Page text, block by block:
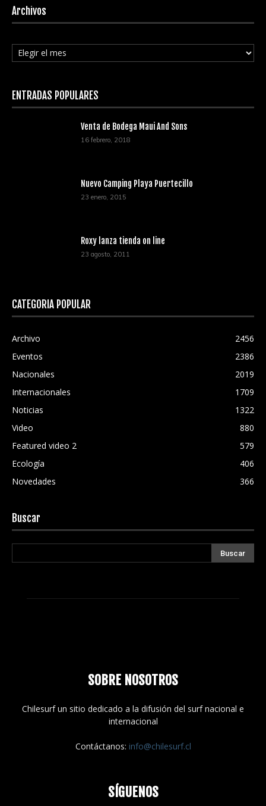
Archivos
Archivos
ENTRADAS POPULARES
Venta de Bodega Maui And Sons
16 febrero, 2018
Nuevo Camping Playa Puertecillo
23 enero, 2015
Roxy lanza tienda on line
23 agosto, 2011
CATEGORÍA POPULAR
Archivo
2456
Eventos
2386
Nacionales
2019
Internacionales
1709
Noticias
1322
Video
880
Featured video 2
579
Ecología
406
Novedades
366
Buscar
SOBRE NOSOTROS
Chilesurf un sitio dedicado a la difusión del surf nacional e
internacional
Contáctanos: info@chilesurf.cl
SÍGUENOS